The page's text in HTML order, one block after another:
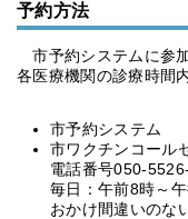
予約方法
市予約システムに参
各医療機関の診療時間
市予約システム
市ワクチンコール
電話番号050-
毎日：午前8時～
おかけ間違いのな